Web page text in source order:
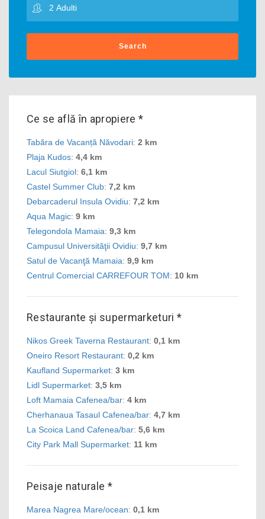
Search
Ce se află în apropiere *
Tabăra de Vacanță Năvodari: 2 km
Plaja Kudos: 4,4 km
Lacul Siutgiol: 6,1 km
Castel Summer Club: 7,2 km
Debarcaderul Insula Ovidiu: 7,2 km
Aqua Magic: 9 km
Telegondola Mamaia: 9,3 km
Campusul Universităţii Ovidiu: 9,7 km
Satul de Vacanţă Mamaia: 9,9 km
Centrul Comercial CARREFOUR TOM: 10 km
Restaurante și supermarketuri *
Nikos Greek Taverna Restaurant: 0,1 km
Oneiro Resort Restaurant: 0,2 km
Kaufland Supermarket: 3 km
Lidl Supermarket: 3,5 km
Loft Mamaia Cafenea/bar: 4 km
Cherhanaua Tasaul Cafenea/bar: 4,7 km
La Scoica Land Cafenea/bar: 5,6 km
City Park Mall Supermarket: 11 km
Peisaje naturale *
Marea Nagrea Mare/ocean: 0,1 km